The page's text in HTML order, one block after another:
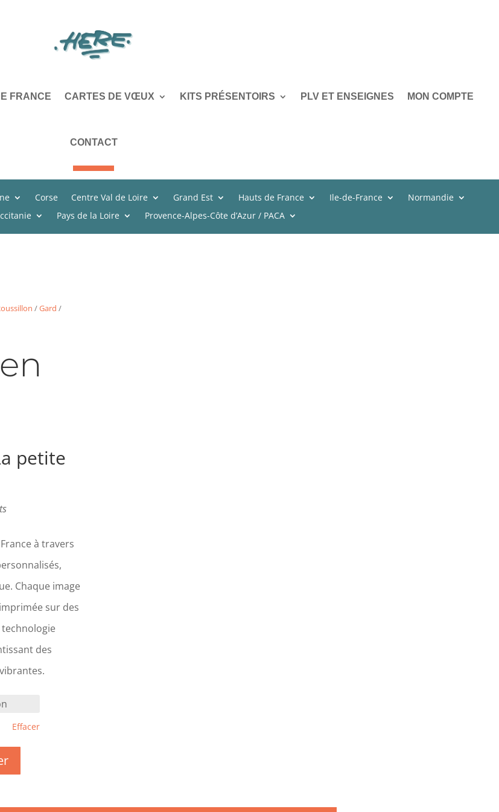
FRANCE CARTES DE VŒUX KITS PRÉSENTOIRS PLV ET ENSEIGNES MON COMPTE
CONTACT
Corse Centre Val de Loire Grand Est Hauts de France Ile-de-France
Normandie
Pays de la Loire Provence-Alpes-Côte d’Azur / PACA
/Gard /
petite
à travers
Chaque image
sur des
technologie
des
Effacer